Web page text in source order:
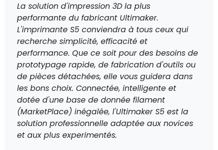
La solution d'impression 3D la plus
performante du fabricant Ultimaker.
L'imprimante S5 conviendra à tous ceux qui
recherche simplicité, efficacité et
performance. Que ce soit pour des besoins de
prototypage rapide, de fabrication d'outils ou
de pièces détachées, elle vous guidera dans
les bons choix. Connectée, intelligente et
dotée d'une base de donnée filament
(MarketPlace) inégalée, l'Ultimaker S5 est la
solution professionnelle adaptée aux novices
et aux plus experimentés.